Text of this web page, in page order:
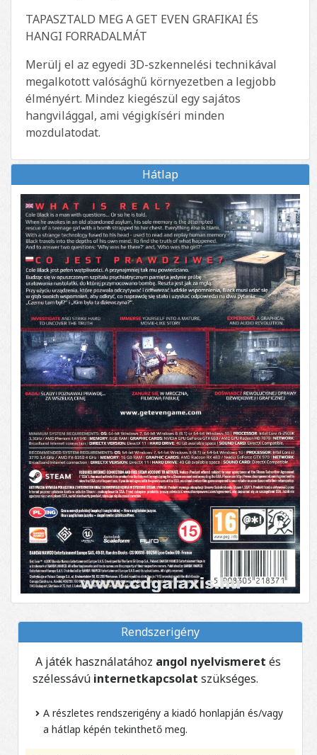
TAPASZTALD MEG A GET EVEN GRAFIKAI ÉS
HANGI FORRADALMÁT
Merülj el az egyedi 3D-szkennelési technikával
megalkotott valósághű környezetben a legjobb
élményért. Mindez kiegészül egy sajátos
hangvilággal, ami végigkíséri minden
mozdulatodat.
Hátlap
Rendszerigény
A játék használatához angol nyelvismeret és
szélessávú internetkapcsolat szükséges.
A részletes rendszerigény a kiadó honlapján és/vagy
a hátlap képén tekinthető meg.